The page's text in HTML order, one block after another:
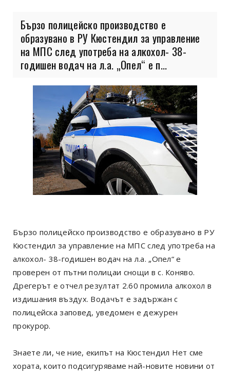
Бързо полицейско производство е
образувано в РУ Кюстендил за управление
на МПС след употреба на алкохол- 38-
годишен водач на л.а. „Опел“ е п...
Бързо полицейско производство е образувано в РУ
Кюстендил за управление на МПС след употреба на
алкохол- 38-годишен водач на л.а. „Опел“ е
проверен от пътни полицаи снощи в с. Коняво.
Дрегерът е отчел резултат 2.60 промила алкохол в
издишания въздух. Водачът е задържан с
полицейска заповед, уведомен е дежурен
прокурор.
Знаете ли, че ние, екипът на Кюстендил Нет сме
хората, които подсигуряваме най-новите новини от